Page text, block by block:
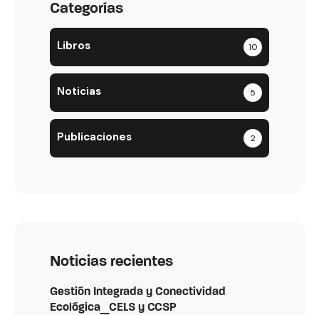
Categorías
Libros 10
Noticias 5
Publicaciones 2
Noticias recientes
Gestión Integrada y Conectividad
Ecológica_CELS y CCSP